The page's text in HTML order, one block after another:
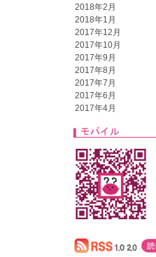
2018年2月
2018年1月
2017年12月
2017年10月
2017年9月
2017年8月
2017年7月
2017年6月
2017年4月